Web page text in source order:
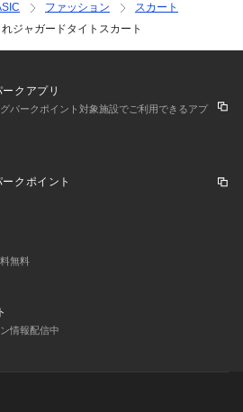
ファッション
スカート
ジャガードタイトスカート
クアプリ
パークポイント対象施設でご利用できるアプ
クポイント
無料
情報配信中